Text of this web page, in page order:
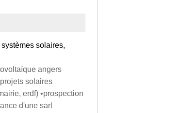
solaires,
angers
solaires
erdf) •prospection
d'une sarl